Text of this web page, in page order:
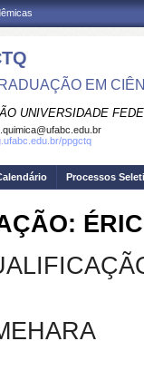
EM
UNIVERSIDADE
ppgctq
Processos